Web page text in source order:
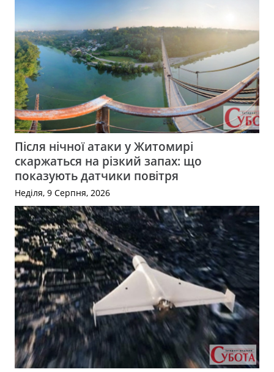
Після нічної атаки у Житомирі
скаржаться на різкий запах: що
показують датчики повітря
Неділя, 9 Серпня, 2026